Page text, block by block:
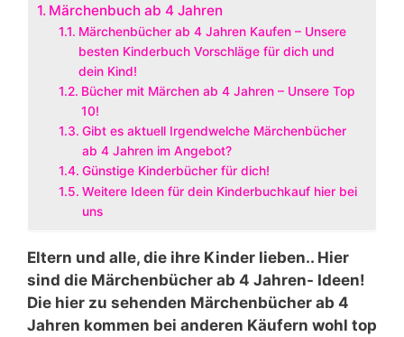
Märchenbuch ab 4 Jahren
Märchenbücher ab 4 Jahren Kaufen – Unsere
besten Kinderbuch Vorschläge für dich und
dein Kind!
Bücher mit Märchen ab 4 Jahren – Unsere Top
10!
Gibt es aktuell Irgendwelche Märchenbücher
ab 4 Jahren im Angebot?
Günstige Kinderbücher für dich!
Weitere Ideen für dein Kinderbuchkauf hier bei
uns
Eltern und alle, die ihre Kinder lieben.. Hier
sind die Märchenbücher ab 4 Jahren- Ideen!
Die hier zu sehenden Märchenbücher ab 4
Jahren kommen bei anderen Käufern wohl top